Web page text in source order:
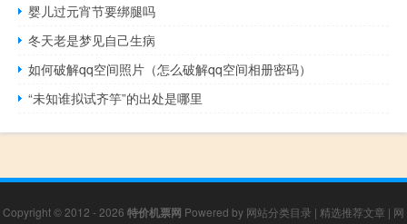
婴儿过元宵节要绑腿吗
冬天老是梦见自己生病
如何破解qq空间照片（怎么破解qq空间相册密码）
“未知谁拟试齐竽”的出处是哪里
Copyright © 2012 - 2026 特价机票网 Powered by 网站分类目录 | 精选推荐文章 | 网